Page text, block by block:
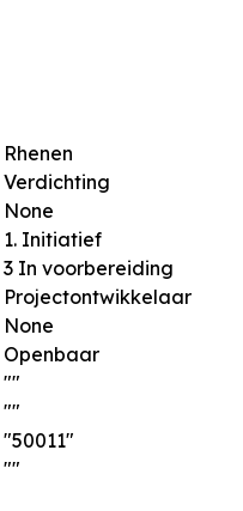
Rhenen
Verdichting
None
1. Initiatief
3 In voorbereiding
Projectontwikkelaar
None
Openbaar
""
""
"50011"
""